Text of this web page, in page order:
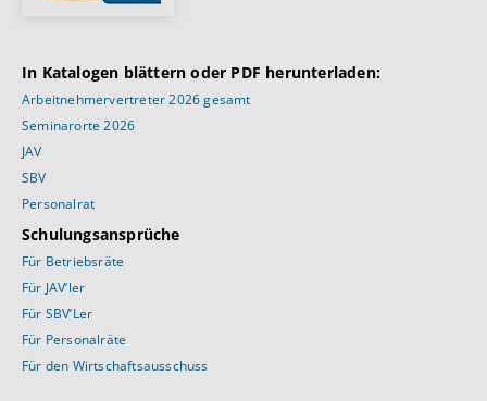
In Katalogen blättern oder PDF herunterladen:
Arbeitnehmervertreter 2026 gesamt
Seminarorte 2026
JAV
SBV
Personalrat
Schulungsansprüche
Für Betriebsräte
Für JAV’ler
Für SBV’Ler
Für Personalräte
Für den Wirtschaftsausschuss